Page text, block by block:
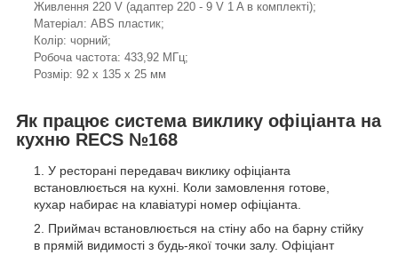
Живлення 220 V (адаптер 220 - 9 V 1 A в комплекті);
Матеріал: ABS пластик;
Колір: чорний;
Робоча частота: 433,92 МГц;
Розмір: 92 х 135 х 25 мм
Як працює система виклику офіціанта на
кухню RECS №168
У ресторані передавач виклику офіціанта
встановлюється на кухні. Коли замовлення готове,
кухар набирає на клавіатурі номер офіціанта.
Приймач встановлюється на стіну або на барну стійку
в прямій видимості з будь-якої точки залу. Офіціант